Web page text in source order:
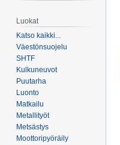
Luokat
Katso kaikki...
Väestönsuojelu
SHTF
Kulkuneuvot
Puutarha
Luonto
Matkailu
Metallityöt
Metsästys
Moottoripyöräily